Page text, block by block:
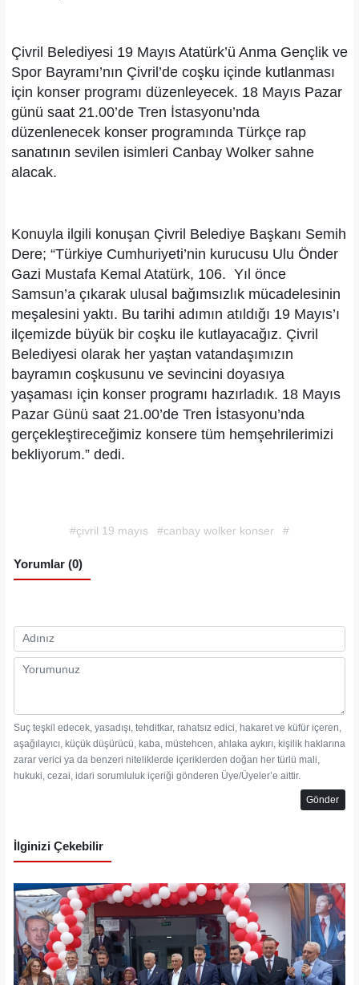
Çivril Belediyesi 19 Mayıs Atatürk’ü Anma Gençlik ve
Spor Bayramı’nın Çivril’de coşku içinde kutlanması
için konser programı düzenleyecek. 18 Mayıs Pazar
günü saat 21.00’de Tren İstasyonu’nda
düzenlenecek konser programında Türkçe rap
sanatının sevilen isimleri Canbay Wolker sahne
alacak.
Konuyla ilgili konuşan Çivril Belediye Başkanı Semih
Dere; “Türkiye Cumhuriyeti’nin kurucusu Ulu Önder
Gazi Mustafa Kemal Atatürk, 106. Yıl önce
Samsun’a çıkarak ulusal bağımsızlık mücadelesinin
meşalesini yaktı. Bu tarihi adımın atıldığı 19 Mayıs’ı
ilçemizde büyük bir coşku ile kutlayacağız. Çivril
Belediyesi olarak her yaştan vatandaşımızın
bayramın coşkusunu ve sevincini doyasıya
yaşaması için konser programı hazırladık. 18 Mayıs
Pazar Günü saat 21.00’de Tren İstasyonu’nda
gerçekleştireceğimiz konsere tüm hemşehrilerimizi
bekliyorum.” dedi.
#çivril 19 mayıs #canbay wolker konser #
Yorumlar (0)
Suç teşkil edecek, yasadışı, tehditkar, rahatsız edici, hakaret ve küfür içeren,
aşağılayıcı, küçük düşürücü, kaba, müstehcen, ahlaka aykırı, kişilik haklarına
zarar verici ya da benzeri niteliklerde içeriklerden doğan her türlü mali,
hukuki, cezai, idari sorumluluk içeriği gönderen Üye/Üyeler’e aittir.
Gönder
İlginizi Çekebilir